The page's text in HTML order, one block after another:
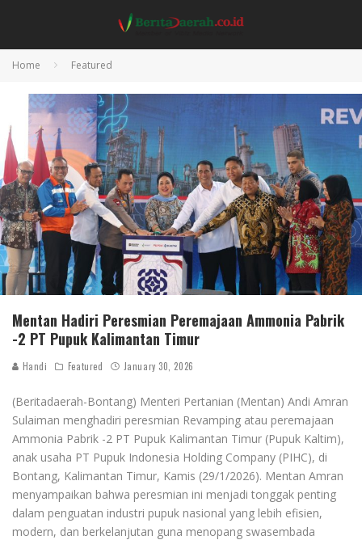
Home Featured
Mentan Hadiri Peresmian Peremajaan Ammonia Pabrik
-2 PT Pupuk Kalimantan Timur
Handi Featured January 30, 2026
(Beritadaerah-Bontang) Menteri Pertanian (Mentan) Andi Amran
Sulaiman menghadiri peresmian Revamping atau peremajaan
Ammonia Pabrik -2 PT Pupuk Kalimantan Timur (Pupuk Kaltim),
anak usaha PT Pupuk Indonesia Holding Company (PIHC), di
Bontang, Kalimantan Timur, Kamis (29/1/2026). Mentan Amran
menyampaikan bahwa peresmian ini menjadi tonggak penting
dalam penguatan industri pupuk nasional yang lebih efisien,
modern, dan berkelanjutan guna menopang swasembada